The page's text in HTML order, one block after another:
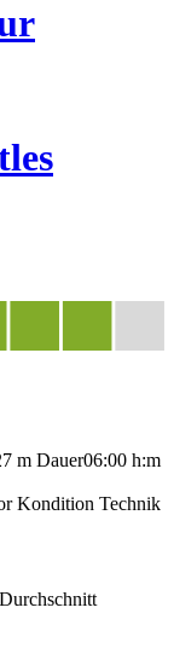
m Dauer06:00 h:m
Kondition Technik
Durchschnitt